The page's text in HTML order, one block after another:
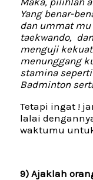
Yang benar-
dan ummat mu
taekwando,
menguji
menunggang
stamina
Badminton
Tetapi ingat !
lalai
waktumu
9) Ajaklah